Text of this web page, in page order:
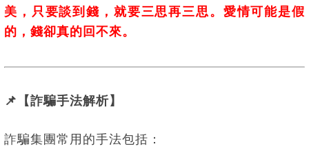
美，只要談到錢，就要三思再三思。愛情可能是假
的，錢卻真的回不來。
📌【詐騙手法解析】
詐騙集團常用的手法包括：